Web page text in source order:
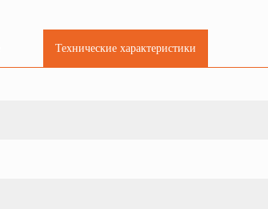
Технические характеристики